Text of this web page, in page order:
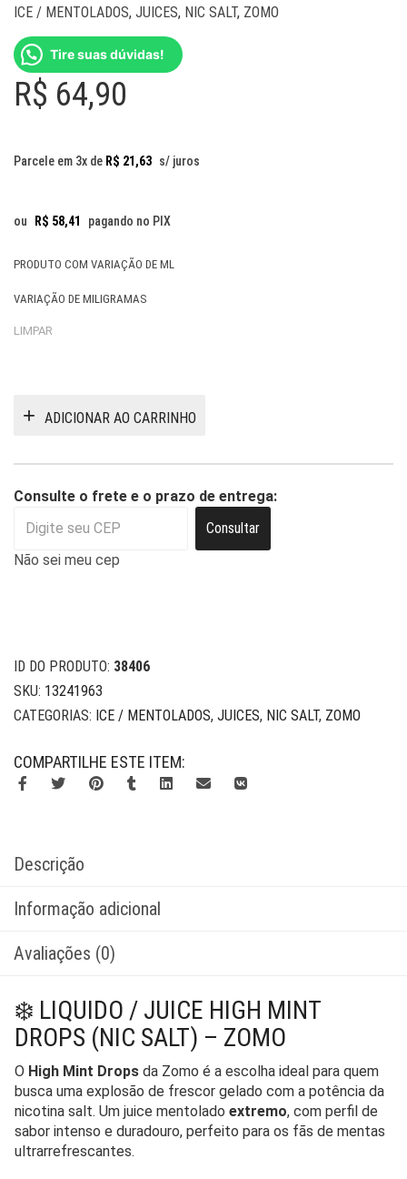
ICE / MENTOLADOS, JUICES, NIC SALT, ZOMO
Tire suas dúvidas!
R$ 64,90
Parcele em 3x de R$ 21,63 s/ juros
ou R$ 58,41 pagando no PIX
PRODUTO COM VARIAÇÃO DE ML
VARIAÇÃO DE MILIGRAMAS
LIMPAR
ADICIONAR AO CARRINHO
Consulte o frete e o prazo de entrega:
Consultar
Não sei meu cep
ID DO PRODUTO: 38406
SKU: 13241963
CATEGORIAS: ICE / MENTOLADOS, JUICES, NIC SALT, ZOMO
COMPARTILHE ESTE ITEM:
Descrição
Informação adicional
Avaliações (0)
❄️ LIQUIDO / JUICE HIGH MINT
DROPS (NIC SALT) – ZOMO
O High Mint Drops da Zomo é a escolha ideal para quem
busca uma explosão de frescor gelado com a potência da
nicotina salt. Um juice mentolado extremo, com perfil de
sabor intenso e duradouro, perfeito para os fãs de mentas
ultrarrefrescantes.